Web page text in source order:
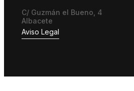
C/ Guzmán el Bueno, 4
Albacete
Aviso Legal